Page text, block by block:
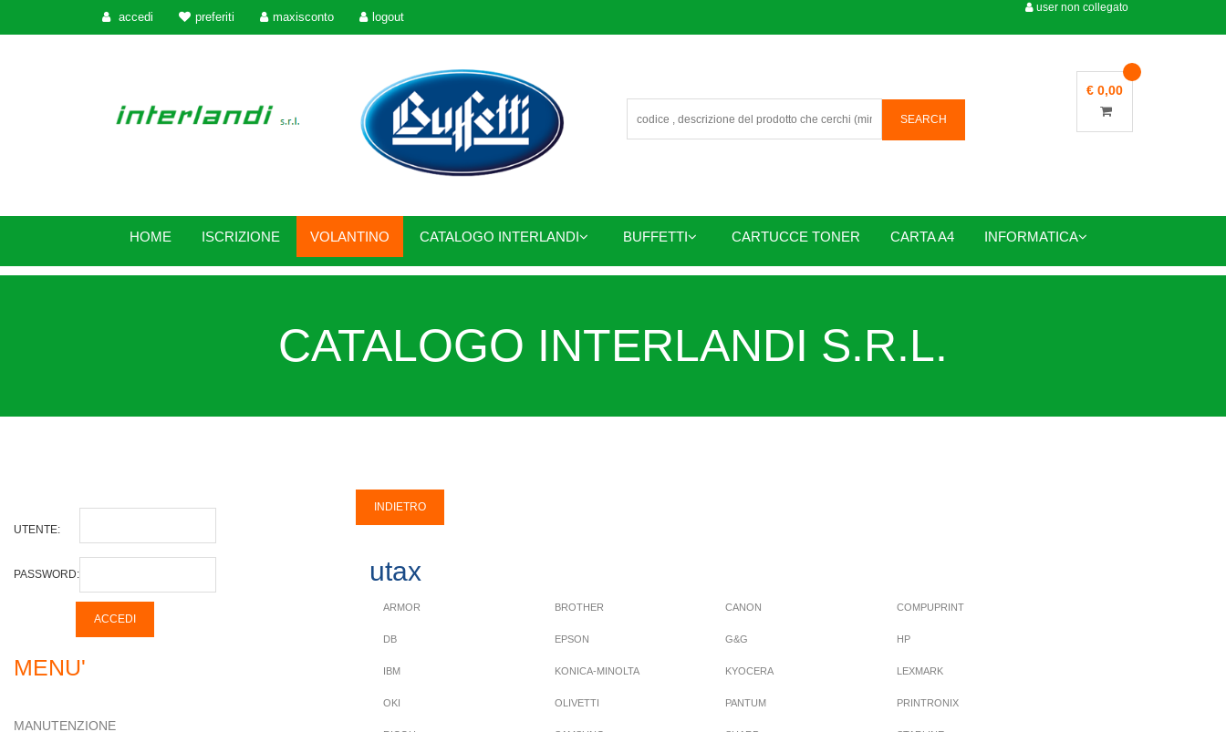
accedi preferiti maxisconto logout
user non collegato
€ 0,00
HOME ISCRIZIONE VOLANTINO CATALOGO INTERLANDI BUFFETTI CARTUCCE TONER CARTA A4 INFORMATICA
CATALOGO INTERLANDI S.R.L.
UTENTE:
PASSWORD:
MENU'
MANUTENZIONE
utax
ARMOR BROTHER CANON COMPUPRINT
DB EPSON G&G HP
IBM KONICA-MINOLTA KYOCERA LEXMARK
OKI OLIVETTI PANTUM PRINTRONIX